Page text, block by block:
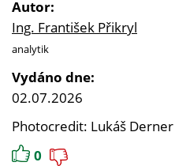
Autor:
Ing. František Přikryl
analytik
Vydáno dne:
02.07.2026
Photocredit: Lukáš Derner
0